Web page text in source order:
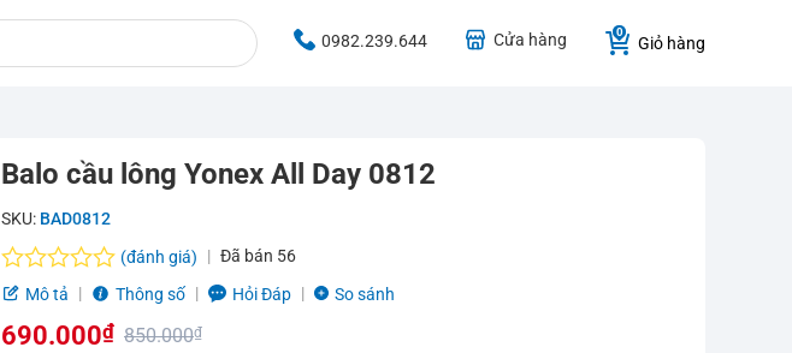
0982.239.644 Cửa hàng Giỏ hàng
Balo cầu lông Yonex All Day 0812
SKU: BAD0812
Được
hạng
(đánh giá) Đã bán 56
Mô tả
Thông số Hỏi Đáp So sánh
850.000₫
690.000₫